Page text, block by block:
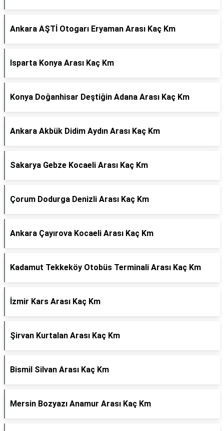
Ankara AŞTİ Otogarı Eryaman Arası Kaç Km
Isparta Konya Arası Kaç Km
Konya Doğanhisar Deştiğin Adana Arası Kaç Km
Ankara Akbük Didim Aydın Arası Kaç Km
Sakarya Gebze Kocaeli Arası Kaç Km
Çorum Dodurga Denizli Arası Kaç Km
Ankara Çayırova Kocaeli Arası Kaç Km
Kadamut Tekkeköy Otobüs Terminali Arası Kaç Km
İzmir Kars Arası Kaç Km
Şirvan Kurtalan Arası Kaç Km
Bismil Silvan Arası Kaç Km
Mersin Bozyazı Anamur Arası Kaç Km